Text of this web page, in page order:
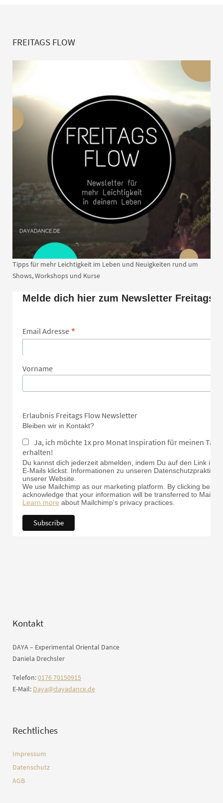
FREITAGS FLOW
Tipps für mehr Leichtigkeit im Leben und Neuigkeiten rund um
Shows, Workshops und Kurse
Melde dich hier zum Newsletter Freitags
Email Adresse *
Vorname
Erlaubnis Freitags Flow Newsletter
Bleiben wir in Kontakt?
Ja, ich möchte 1x pro Monat Inspiration für meinen
erhalten!
Du kannst dich jederzeit abmelden, indem Du auf den Link in
E-Mails klickst. Informationen zu unseren
unserer Website.
We use Mailchimp as our marketing platform. By clicking
acknowledge that your information will be transferred to
Learn more about Mailchimp's privacy practices.
Kontakt
DAYA – Experimental Oriental Dance
Daniela Drechsler
Telefon:0176 70150915
E-Mail: Daya@dayadance.de
Rechtliches
Impressum
Datenschutz
AGB